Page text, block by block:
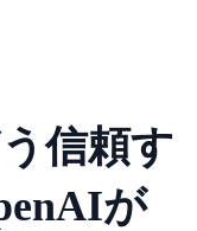
信頼す
が